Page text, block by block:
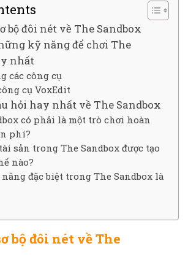
bộ đôi nét về The Sandbox
kỹ năng để chơi The
nhất
các công cụ
cụ VoxEdit
hỏi hay nhất về The Sandbox
có phải là một trò chơi hoàn
phí?
sản trong The Sandbox được tạo
nào?
đặc biệt trong The Sandbox là
bộ đôi nét về The